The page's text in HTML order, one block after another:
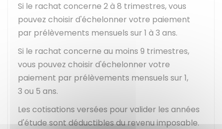
Si le rachat concerne 2 à 8 trimestres, vous
pouvez choisir d'échelonner votre paiement
par prélèvements mensuels sur 1 à 3 ans.
Si le rachat concerne au moins 9 trimestres,
vous pouvez choisir d'échelonner votre
paiement par prélèvements mensuels sur 1,
3 ou 5 ans.
Les cotisations versées pour valider les années
d'étude sont déductibles du revenu imposable.